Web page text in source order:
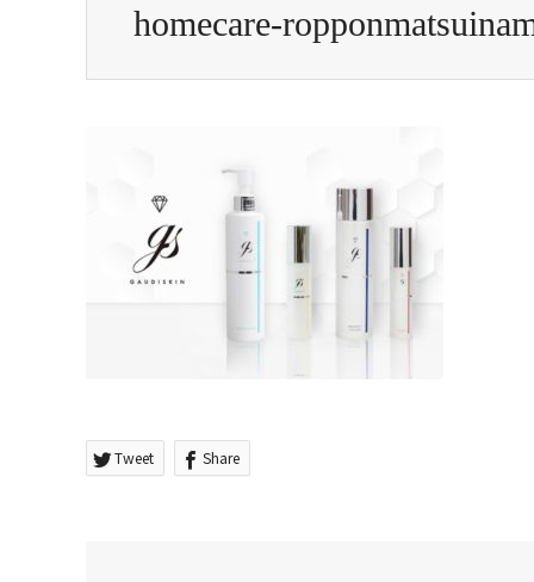
homecare-
Tweet Share